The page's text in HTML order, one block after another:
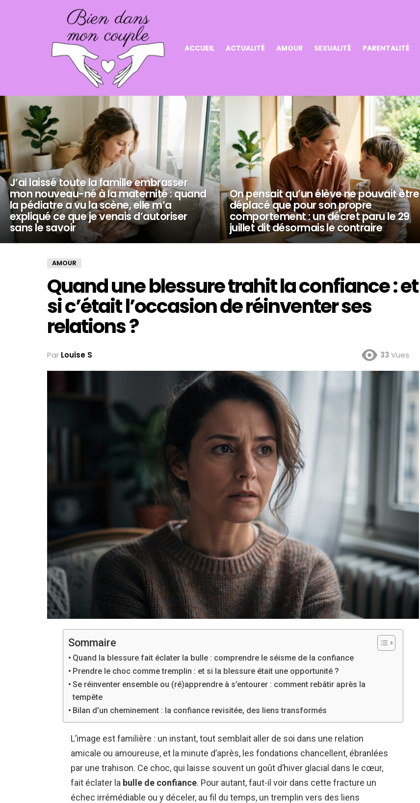
ACCUEIL ACTUALITÉ AMOUR SEXUALITÉ PARENTALITÉ
NOS
DERNIERS
ARTICLES
J’ai laissé toute la famille embrasser
mon nouveau-né à la maternité : quand
la pédiatre a vu la scène, elle m’a
expliqué ce que je venais d’autoriser
sans le savoir
On pensait qu’un élève ne pouvait être
déplacé que pour son propre
comportement : un décret paru le 29
juillet dit désormais le contraire
AMOUR
Quand une blessure trahit la confiance : et
si c’était l’occasion de réinventer ses
relations ?
Par Louise S 33 Vues
Sommaire
Quand la blessure fait éclater la bulle : comprendre le séisme de la confiance
Prendre le choc comme tremplin : et si la blessure était une opportunité ?
Se réinventer ensemble ou (ré)apprendre à s’entourer : comment rebâtir après la
tempête
Bilan d’un cheminement : la confiance revisitée, des liens transformés
L’image est familière : un instant, tout semblait aller de soi dans une relation
amicale ou amoureuse, et la minute d’après, les fondations chancellent, ébranlées
par une trahison. Ce choc, qui laisse souvent un goût d’hiver glacial dans le cœur,
fait éclater la bulle de confiance. Pour autant, faut-il voir dans cette fracture un
échec irrémédiable ou y déceler, au fil du temps, un tremplin vers des liens